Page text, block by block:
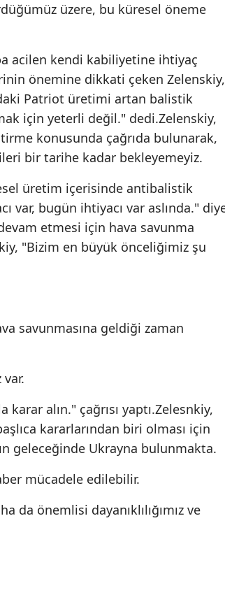
üzere, bu küresel öneme
acilen kendi kabiliyetine ihtiyaç
önemine dikkati çeken Zelenskiy,
Patriot üretimi artan balistik
için yeterli değil." dedi.Zelenskiy,
konusunda çağrıda bulunarak,
bir tarihe kadar bekleyemeyiz.
üretim içerisinde antibalistik
var, bugün ihtiyacı var aslında."
etmesi için hava savunma
"Bizim en büyük önceliğimiz şu
savunmasına geldiği zaman
var.
alın." çağrısı yaptı.Zelesnkiy,
kararlarından biri olması için
geleceğinde Ukrayna bulunmakta.
mücadele edilebilir.
da önemlisi dayanıklılığımız ve